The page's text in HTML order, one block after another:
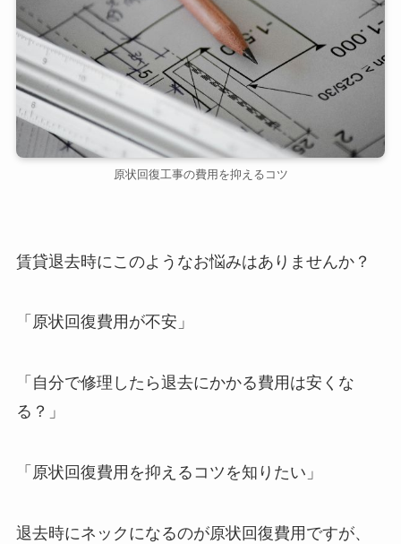
原状回復工事の費用を抑えるコツ
賃貸退去時にこのようなお悩みはありませんか？
「原状回復費用が不安」
「自分で修理したら退去にかかる費用は安くな
る？」
「原状回復費用を抑えるコツを知りたい」
退去時にネックになるのが原状回復費用ですが、